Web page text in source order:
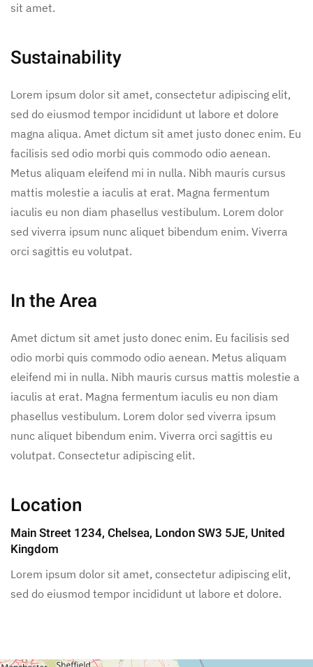
sit amet.
Sustainability
Lorem ipsum dolor sit amet, consectetur adipiscing elit,
sed do eiusmod tempor incididunt ut labore et dolore
magna aliqua. Amet dictum sit amet justo donec enim. Eu
facilisis sed odio morbi quis commodo odio aenean.
Metus aliquam eleifend mi in nulla. Nibh mauris cursus
mattis molestie a iaculis at erat. Magna fermentum
iaculis eu non diam phasellus vestibulum. Lorem dolor
sed viverra ipsum nunc aliquet bibendum enim. Viverra
orci sagittis eu volutpat.
In the Area
Amet dictum sit amet justo donec enim. Eu facilisis sed
odio morbi quis commodo odio aenean. Metus aliquam
eleifend mi in nulla. Nibh mauris cursus mattis molestie a
iaculis at erat. Magna fermentum iaculis eu non diam
phasellus vestibulum. Lorem dolor sed viverra ipsum
nunc aliquet bibendum enim. Viverra orci sagittis eu
volutpat. Consectetur adipiscing elit.
Location
Main Street 1234, Chelsea, London SW3 5JE, United
Kingdom
Lorem ipsum dolor sit amet, consectetur adipiscing elit,
sed do eiusmod tempor incididunt ut labore et dolore.